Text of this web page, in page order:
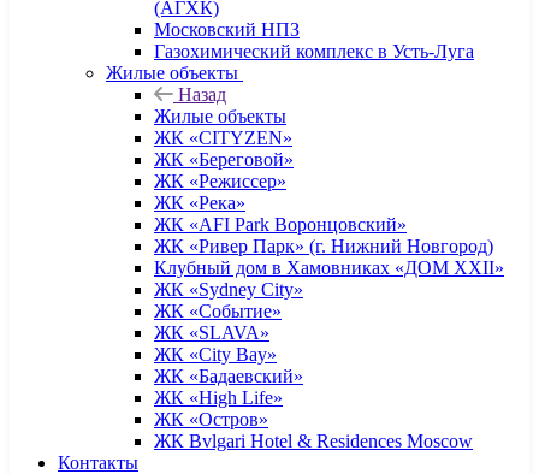
(АГХК)
Московский НПЗ
Газохимический комплекс в Усть-Луга
Жилые объекты
Назад
Жилые объекты
ЖК «CITYZEN»
ЖК «Береговой»
ЖК «Режиссер»
ЖК «Река»
ЖК «AFI Park Воронцовский»
ЖК «Ривер Парк» (г. Нижний Новгород)
Клубный дом в Хамовниках «ДОМ XXII»
ЖК «Sydney City»
ЖК «Событие»
ЖК «SLAVA»
ЖК «City Bay»
ЖК «Бадаевский»
ЖК «High Life»
ЖК «Остров»
ЖК Bvlgari Hotel & Residences Moscow
Контакты